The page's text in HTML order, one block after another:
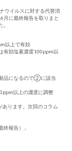
ウイルスに対する代替消
月に最終報告を取りまと
以上で有効
有効塩素濃度100ppm以
品になるので②に該当
以上の濃度に調整
ります。次回のコラム
報告）」